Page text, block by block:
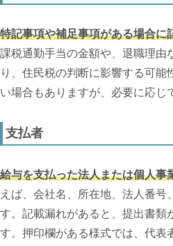
特記事項や補足事項がある場合に
課税通勤手当の金額や、退職理由
り、住民税の判断に影響する可能
い場合もありますが、必要に応じ
支払者
給与を支払った法人または個人事
えば、会社名、所在地、法人番号
す。記載漏れがあると、提出書類
す。押印欄がある様式では、代表